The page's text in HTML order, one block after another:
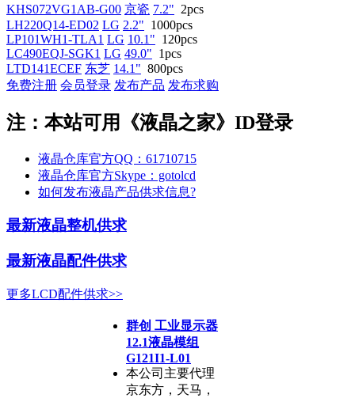
KHS072VG1AB-G00 京瓷 7.2" 2pcs
LH220Q14-ED02 LG 2.2" 1000pcs
LP101WH1-TLA1 LG 10.1" 120pcs
LC490EQJ-SGK1 LG 49.0" 1pcs
LTD141ECEF 东芝 14.1" 800pcs
免费注册 会员登录 发布产品 发布求购
注：本站可用《液晶之家》ID登录
液晶仓库官方QQ：61710715
液晶仓库官方Skype：gotolcd
如何发布液晶产品供求信息?
最新液晶整机供求
最新液晶配件供求
更多LCD配件供求>>
群创 工业显示器
12.1液晶模组
G121I1-L01
本公司主要代理
京东方，天马，